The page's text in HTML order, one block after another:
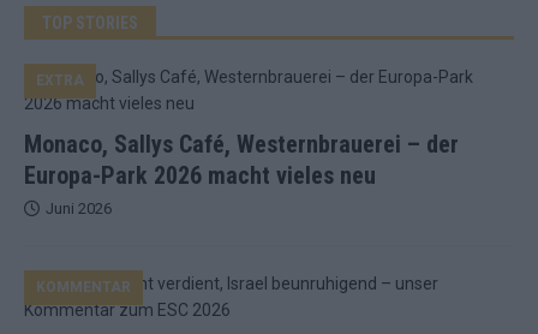
TOP STORIES
Monaco, Sallys Café, Westernbrauerei – der
Europa-Park 2026 macht vieles neu
EXTRA
Juni 2026
KOMMENTAR